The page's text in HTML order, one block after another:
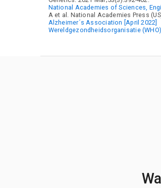
National Academies of Sciences,
A et al. National Academies Press
Alzheimer´s Association [April 2022]
Wereldgezondheidsorganisatie